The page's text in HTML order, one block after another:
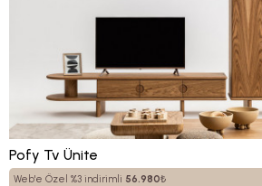
Pofy Tv Ünite
Web'e Özel %3 indirimli 56.980₺